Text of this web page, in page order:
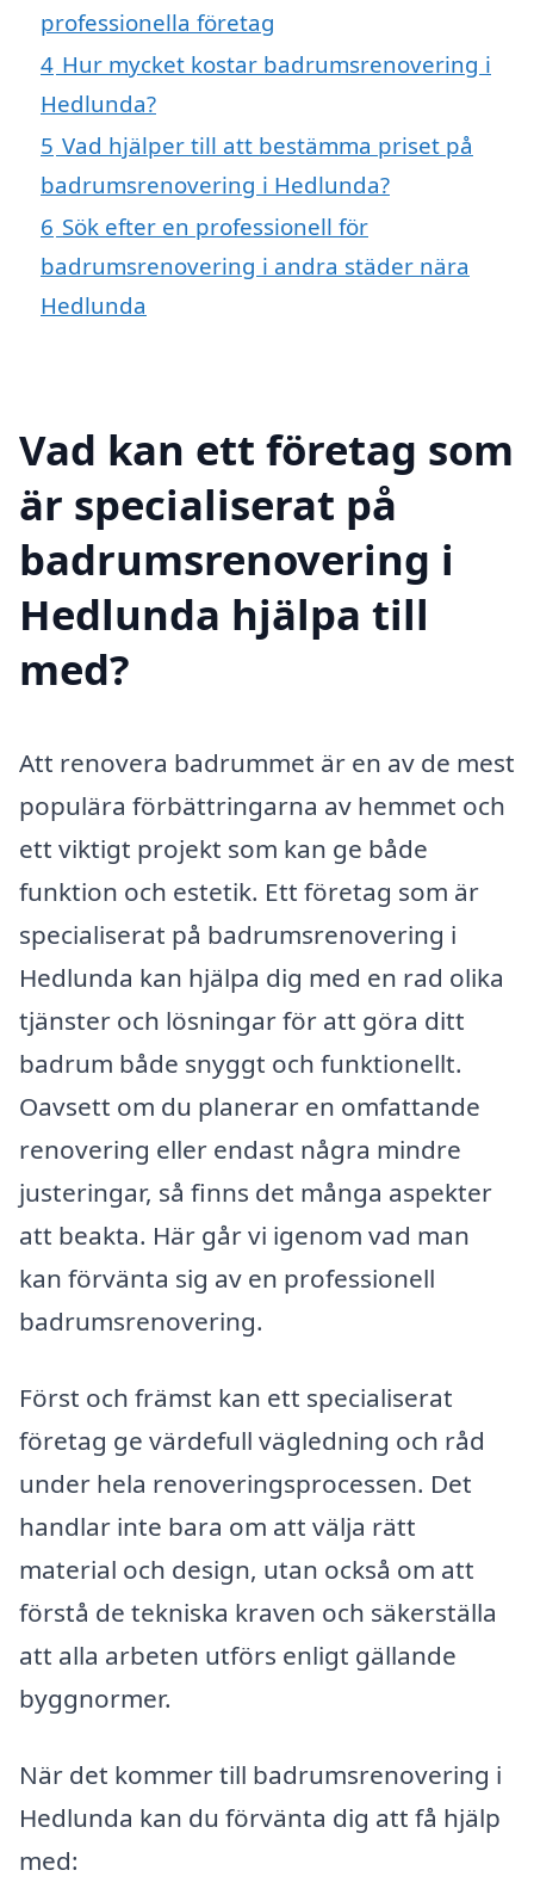
professionella företag
4 Hur mycket kostar badrumsrenovering i
Hedlunda?
5 Vad hjälper till att bestämma priset på
badrumsrenovering i Hedlunda?
6 Sök efter en professionell för
badrumsrenovering i andra städer nära
Hedlunda
Vad kan ett företag som
är specialiserat på
badrumsrenovering i
Hedlunda hjälpa till
med?
Att renovera badrummet är en av de mest
populära förbättringarna av hemmet och
ett viktigt projekt som kan ge både
funktion och estetik. Ett företag som är
specialiserat på badrumsrenovering i
Hedlunda kan hjälpa dig med en rad olika
tjänster och lösningar för att göra ditt
badrum både snyggt och funktionellt.
Oavsett om du planerar en omfattande
renovering eller endast några mindre
justeringar, så finns det många aspekter
att beakta. Här går vi igenom vad man
kan förvänta sig av en professionell
badrumsrenovering.
Först och främst kan ett specialiserat
företag ge värdefull vägledning och råd
under hela renoveringsprocessen. Det
handlar inte bara om att välja rätt
material och design, utan också om att
förstå de tekniska kraven och säkerställa
att alla arbeten utförs enligt gällande
byggnormer.
När det kommer till badrumsrenovering i
Hedlunda kan du förvänta dig att få hjälp
med: